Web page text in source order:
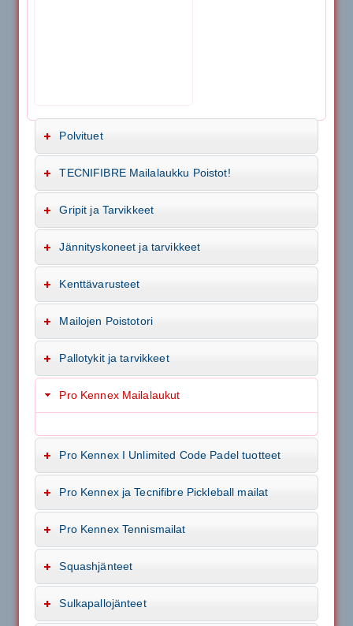
Polvituet
TECNIFIBRE Mailalaukku Poistot!
Gripit ja Tarvikkeet
Jännityskoneet ja tarvikkeet
Kenttävarusteet
Mailojen Poistotori
Pallotykit ja tarvikkeet
Pro Kennex Mailalaukut
Pro Kennex I Unlimited Code Padel tuotteet
Pro Kennex ja Tecnifibre Pickleball mailat
Pro Kennex Tennismailat
Squashjänteet
Sulkapallojänteet